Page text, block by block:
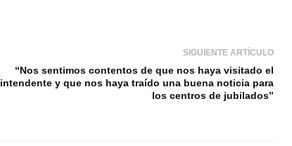
SIGUIENTE ARTÍCULO
“Nos sentimos contentos de que nos haya visitado el
intendente y que nos haya traído una buena noticia para
los centros de jubilados”